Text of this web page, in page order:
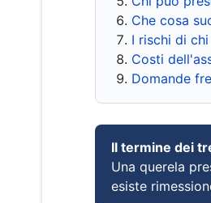
Che cosa
I rischi di
Costi
Domande
Il termine dei
Una querela
esiste